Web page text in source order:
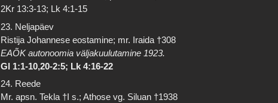
2Kr 13:3-13; Lk 4:1-15
23. Neljapäev
Ristija Johannese eostamine; mr. Iraida †308
EAÕK autonoomia väljakuulutamine 1923.
Gl 1:1-10,20-2:5; Lk 4:16-22
24. Reede
Mr. apsn. Tekla †I s.; Athose vg. Siluan †1938